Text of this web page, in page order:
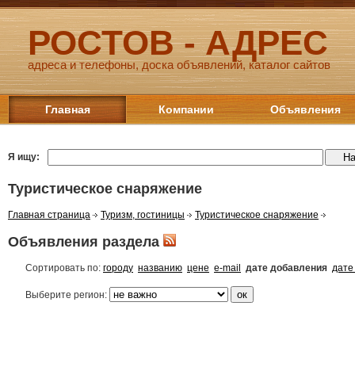
РОСТОВ - АДРЕС
адреса и телефоны, доска объявлений, каталог сайтов
Главная Компании Объявления
Я ищу:
Туристическое снаряжение
Главная страница Туризм, гостиницы Туристическое снаряжение
Объявления раздела
Сортировать по: городу названию цене e-mail дате добавления
Выберите регион: